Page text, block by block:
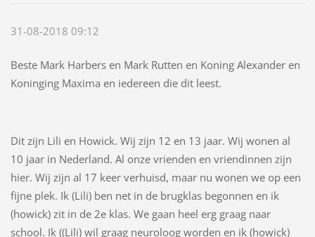
31-08-2018 09:12
Beste Mark Harbers en Mark Rutten en Koning Alexander en
Koninging Maxima en iedereen die dit leest.
Dit zijn Lili en Howick. Wij zijn 12 en 13 jaar. Wij wonen al
10 jaar in Nederland. Al onze vrienden en vriendinnen zijn
hier. Wij zijn al 17 keer verhuisd, maar nu wonen we op een
fijne plek. Ik (Lili) ben net in de brugklas begonnen en ik
(howick) zit in de 2e klas. We gaan heel erg graag naar
school. Ik ((Lili) wil graag neuroloog worden en ik (howick)